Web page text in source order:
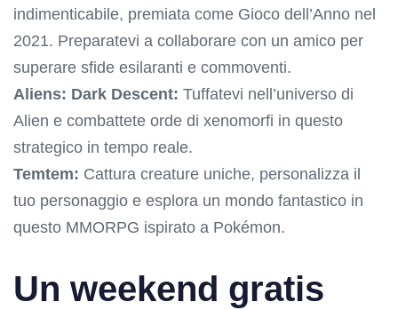
indimenticabile, premiata come Gioco dell’Anno nel
2021. Preparatevi a collaborare con un amico per
superare sfide esilaranti e commoventi.
Aliens: Dark Descent: Tuffatevi nell’universo di
Alien e combattete orde di xenomorfi in questo
strategico in tempo reale.
Temtem: Cattura creature uniche, personalizza il
tuo personaggio e esplora un mondo fantastico in
questo MMORPG ispirato a Pokémon.
Un weekend gratis